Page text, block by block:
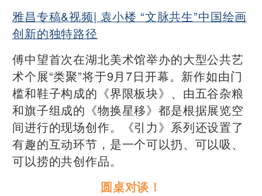
雅昌专稿&视频| 袁小楼 “文脉共生”中国绘画
创新的独特路径
傅中望首次在湖北美术馆举办的大型公共艺
术个展“类聚”将于9月7日开幕。新作如由门
槛和鞋子构成的《界限板块》、由五谷杂粮
和旗子组成的《物换星移》都是根据展览空
间进行的现场创作。《引力》系列还设置了
有趣的互动环节，是一个可以扔、可以吸、
可以捞的共创作品。
圆桌对谈！